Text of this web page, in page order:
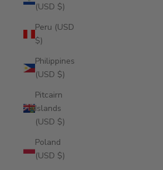
(USD $)
Peru (USD
$)
Philippines
(USD $)
Pitcairn
Islands
(USD $)
Poland
(USD $)